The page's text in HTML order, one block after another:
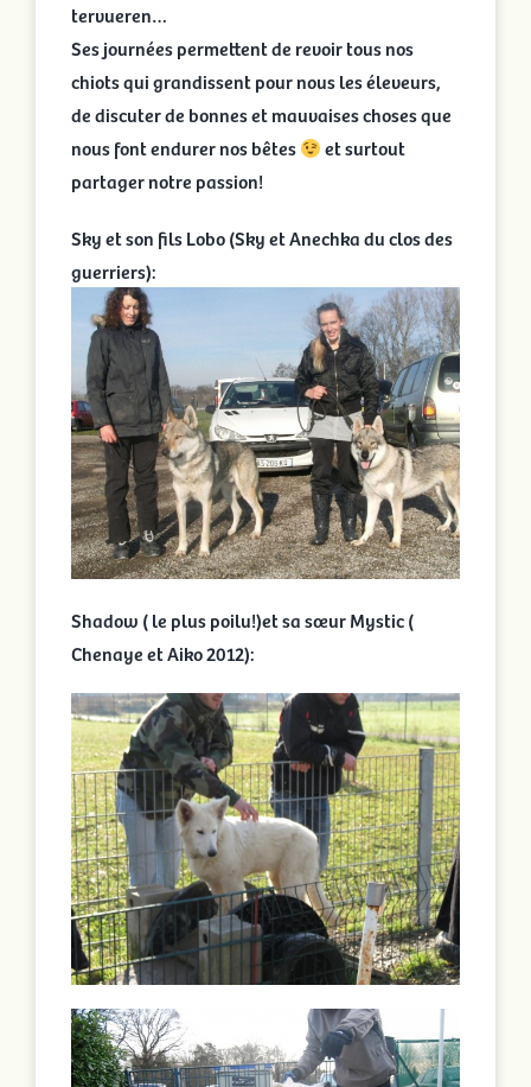
Infos pratiques
Activités
Rechercher:
tervueren…
Ses journées permettent de revoir tous nos
chiots qui grandissent pour nous les éleveurs,
de discuter de bonnes et mauvaises choses que
nous font endurer nos bêtes
et surtout
partager notre passion!
Sky et son fils Lobo (Sky et Anechka du clos des
guerriers):
Shadow ( le plus poilu!)et sa sœur Mystic (
Chenaye et Aiko 2012):